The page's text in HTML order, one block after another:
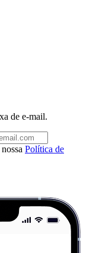
de e-mail.
Política de